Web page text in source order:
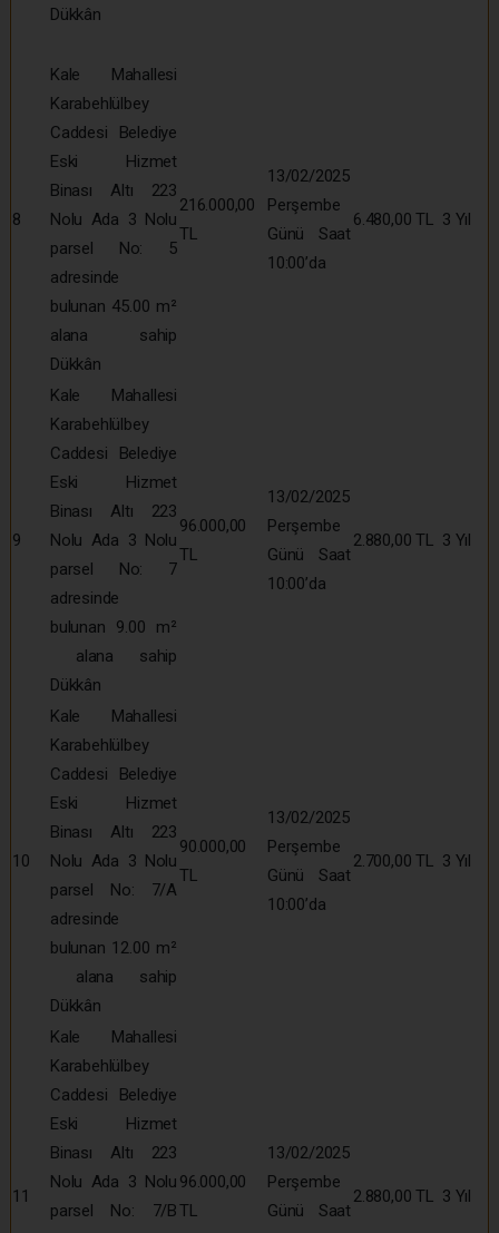
Dükkân
8
Kale Mahallesi
Karabehlülbey
Caddesi Belediye
Eski Hizmet
Binası Altı 223
Nolu Ada 3 Nolu
parsel No: 5
adresinde
bulunan 45.00 m²
alana sahip
Dükkân
216.000,00
TL
13/02/2025
Perşembe
Günü Saat
10:00’da
6.480,00 TL 3 Yıl
9
Kale Mahallesi
Karabehlülbey
Caddesi Belediye
Eski Hizmet
Binası Altı 223
Nolu Ada 3 Nolu
parsel No: 7
adresinde
bulunan 9.00 m²
alana sahip
Dükkân
96.000,00
TL
13/02/2025
Perşembe
Günü Saat
10:00’da
2.880,00 TL 3 Yıl
10
Kale Mahallesi
Karabehlülbey
Caddesi Belediye
Eski Hizmet
Binası Altı 223
Nolu Ada 3 Nolu
parsel No: 7/A
adresinde
bulunan 12.00 m²
alana sahip
Dükkân
90.000,00
TL
13/02/2025
Perşembe
Günü Saat
10:00’da
2.700,00 TL 3 Yıl
11
Kale Mahallesi
Karabehlülbey
Caddesi Belediye
Eski Hizmet
Binası Altı 223
Nolu Ada 3 Nolu
parsel No: 7/B
96.000,00
TL
13/02/2025
Perşembe
Günü Saat
2.880,00 TL 3 Yıl